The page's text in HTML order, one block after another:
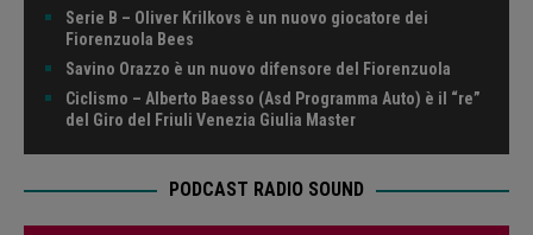
Serie B – Oliver Krilkovs è un nuovo giocatore dei
Fiorenzuola Bees
Savino Orazzo è un nuovo difensore del Fiorenzuola
Ciclismo – Alberto Baesso (Asd Programma Auto) è il “re”
del Giro del Friuli Venezia Giulia Master
PODCAST RADIO SOUND